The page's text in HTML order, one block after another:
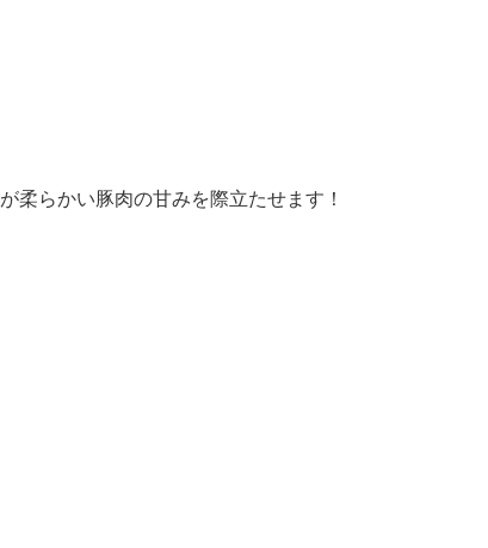
柔らかい豚肉の甘みを際立たせます！